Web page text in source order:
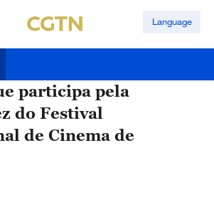
Language
participa pela
do Festival
de Cinema de